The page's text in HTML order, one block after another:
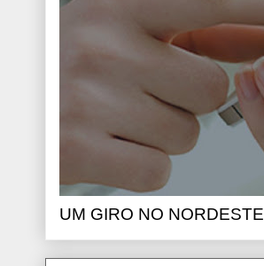
UM GIRO NO NORDESTE